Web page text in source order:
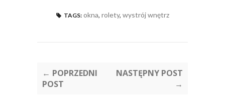
TAGS: okna, rolety, wystrój wnętrz
← POPRZEDNI
POST
NASTĘPNY POST
→